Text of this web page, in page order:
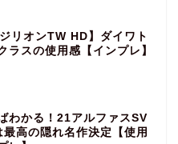
ジリオンTW HD】ダイワト
ラスの使用感【インプレ】
わかる！21アルファスSV
最高の隠れ名作決定【使用